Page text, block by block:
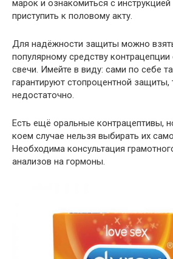
марок и ознакомиться с
приступить к половому акту.
Для надёжности защиты можно
популярному средству
свечи. Имейте в виду: сами по себе
гарантируют стопроцентной защиты,
недостаточно.
Есть ещё оральные контрацептивы,
коем случае нельзя выбирать их
Необходима консультация
анализов на гормоны.